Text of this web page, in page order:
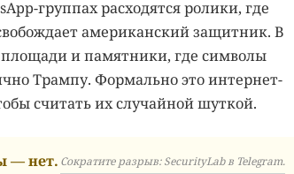
группах расходятся ролики, где
американский защитник. В
и памятники, где символы
Трампу. Формально это интернет-
считать их случайной шуткой.
— нет. Сократите разрыв: SecurityLab в Telegram.